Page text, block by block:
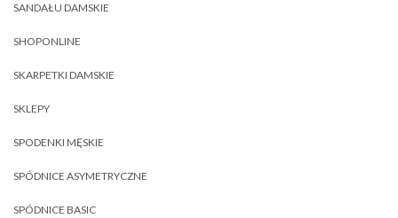
SANDAŁU DAMSKIE
SHOPONLINE
SKARPETKI DAMSKIE
SKLEPY
SPODENKI MĘSKIE
SPÓDNICE ASYMETRYCZNE
SPÓDNICE BASIC